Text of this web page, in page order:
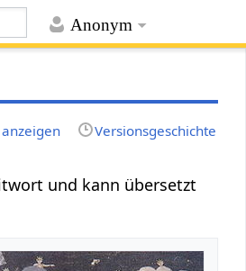
Anonym
Versionsgeschichte
und kann übersetzt